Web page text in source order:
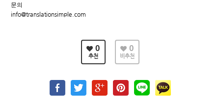
문의
info@translationsimple.com
0
추천
0
비추천